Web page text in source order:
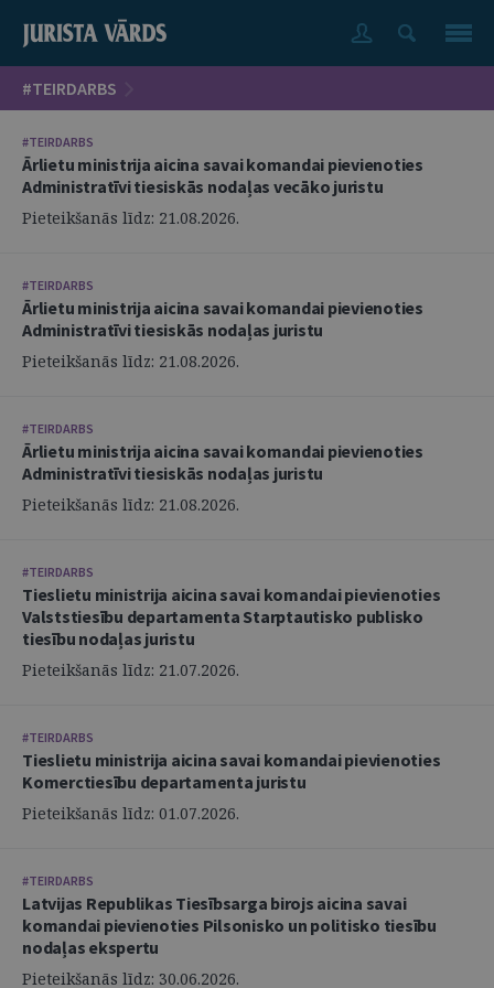
#TEIRDARBS
#TEIRDARBS
Ārlietu ministrija aicina savai komandai pievienoties
Administratīvi tiesiskās nodaļas vecāko juristu
Pieteikšanās līdz: 21.08.2026.
#TEIRDARBS
Ārlietu ministrija aicina savai komandai pievienoties
Administratīvi tiesiskās nodaļas juristu
Pieteikšanās līdz: 21.08.2026.
#TEIRDARBS
Ārlietu ministrija aicina savai komandai pievienoties
Administratīvi tiesiskās nodaļas juristu
Pieteikšanās līdz: 21.08.2026.
#TEIRDARBS
Tieslietu ministrija aicina savai komandai pievienoties
Valststiesību departamenta Starptautisko publisko
tiesību nodaļas juristu
Pieteikšanās līdz: 21.07.2026.
#TEIRDARBS
Tieslietu ministrija aicina savai komandai pievienoties
Komerctiesību departamenta juristu
Pieteikšanās līdz: 01.07.2026.
#TEIRDARBS
Latvijas Republikas Tiesībsarga birojs aicina savai
komandai pievienoties Pilsonisko un politisko tiesību
nodaļas ekspertu
Pieteikšanās līdz: 30.06.2026.